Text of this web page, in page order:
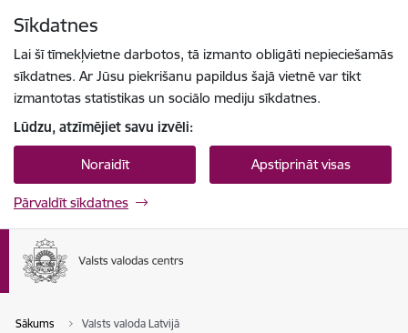
Sīkdatnes
Lai šī tīmekļvietne darbotos, tā izmanto obligāti nepieciešamās
sīkdatnes. Ar Jūsu piekrišanu papildus šajā vietnē var tikt
izmantotas statistikas un sociālo mediju sīkdatnes.
Lūdzu, atzīmējiet savu izvēli:
Noraidīt Apstiprināt visas
Pārvaldīt sīkdatnes
Sākums Valsts valoda Latvijā